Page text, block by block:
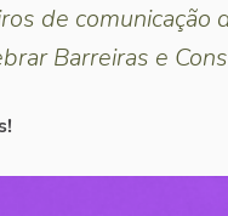
de comunicação
Barreiras e